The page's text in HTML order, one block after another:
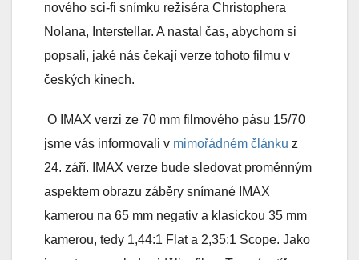
nového sci-fi snímku režiséra Christophera
Nolana, Interstellar. A nastal čas, abychom si
popsali, jaké nás čekají verze tohoto filmu v
českých kinech.
O IMAX verzi ze 70 mm filmového pásu 15/70
jsme vás informovali v mimořádném článku z
24. září. IMAX verze bude sledovat proměnným
aspektem obrazu záběry snímané IMAX
kamerou na 65 mm negativ a klasickou 35 mm
kamerou, tedy 1,44:1 Flat a 2,35:1 Scope. Jako